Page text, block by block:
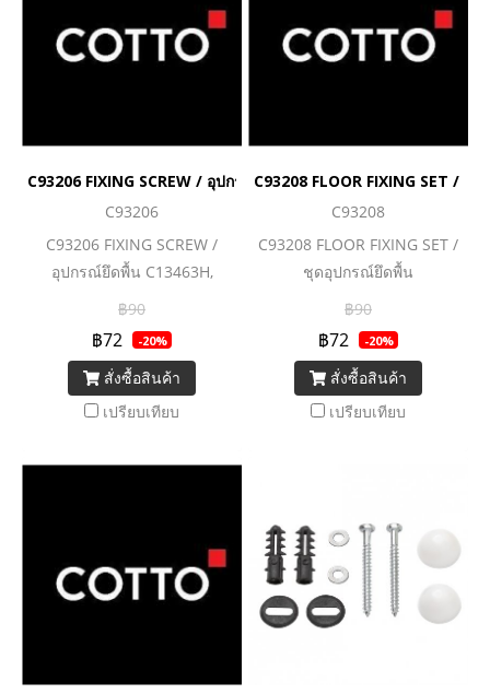
C93206 FIXING SCREW / อุปกรณ์ยึดพื้น C13463H, C13464H
C93206
C93206 FIXING SCREW /
อุปกรณ์ยึดพื้น C13463H,
C13464H
฿90
฿72 -20%
สั่งซื้อสินค้า
เปรียบเทียบ
C93208 FLOOR FIXING SET /
C93208
C93208 FLOOR FIXING SET /
ชุดอุปกรณ์ยึดพื้น
฿90
฿72 -20%
สั่งซื้อสินค้า
เปรียบเทียบ